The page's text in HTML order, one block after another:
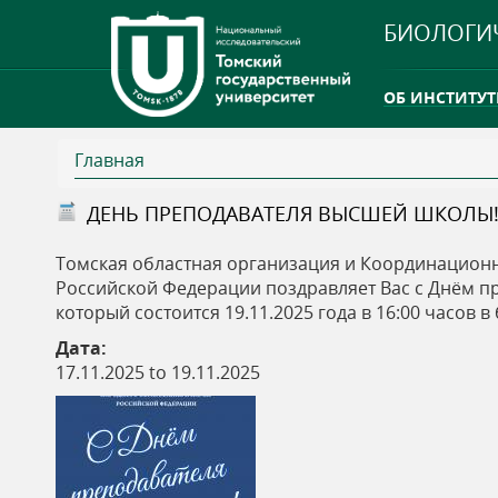
ОБ
ТГУ ОТКРЫЛ
В
ы
з
д
Главная
ДЕНЬ ПРЕПОДАВАТЕЛЯ ВЫСШЕЙ ШКОЛЫ!
Томская областная организация и
Российской Федерации поздравляет Вас с Днём
который состоится 19.11.2025 года в 16:00
Дата:
17.11.2025to 19.11.2025